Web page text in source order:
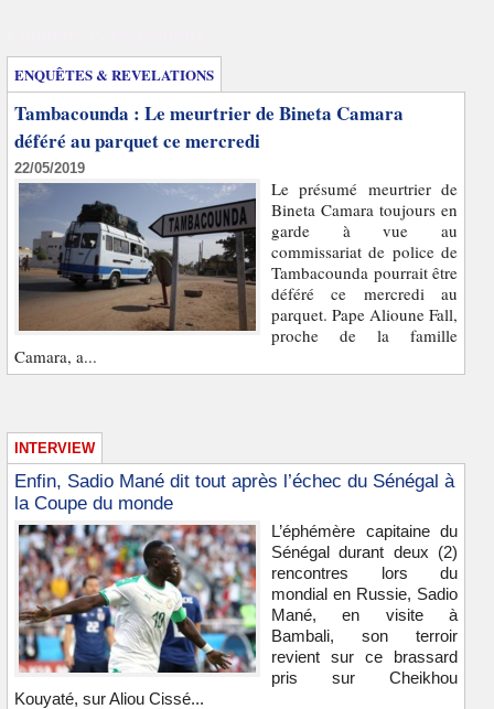
ENQUÊTES & REVELATIONS
Tambacounda : Le meurtrier de Bineta Camara
déféré au parquet ce mercredi
22/05/2019
Le présumé meurtrier de
Bineta Camara toujours en
garde à vue au
commissariat de police de
Tambacounda pourrait être
déféré ce mercredi au
parquet. Pape Alioune Fall,
proche de la famille
Camara, a...
INTERVIEW
Enfin, Sadio Mané dit tout après l’échec du Sénégal à
la Coupe du monde
L’éphémère capitaine du
Sénégal durant deux (2)
rencontres lors du
mondial en Russie, Sadio
Mané, en visite à
Bambali, son terroir
revient sur ce brassard
pris sur Cheikhou
Kouyaté, sur Aliou Cissé...